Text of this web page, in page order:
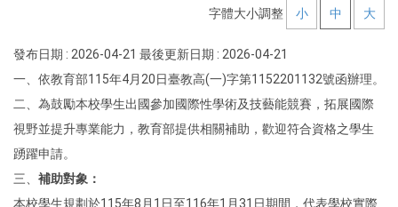
字體大小調整 小 中 大
發布日期 : 2026-04-21 最後更新日期 : 2026-04-21
一、依教育部115年4月20日臺教高(一)字第1152201132號函辦理。
二、為鼓勵本校學生出國參加國際性學術及技藝能競賽，拓展國際
視野並提升專業能力，教育部提供相關補助，歡迎符合資格之學生
踴躍申請。
三、 補助對象：
本校學生規劃於115年8月1日至116年1月31日期間，代表學校實際